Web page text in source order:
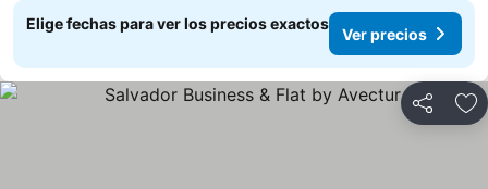
Elige fechas para ver los precios exactos
Ver precios
Compartir